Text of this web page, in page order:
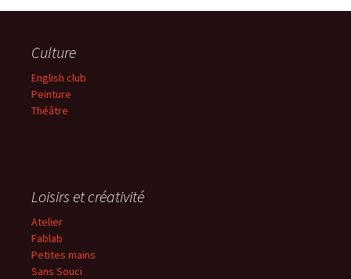
Culture
English club
Peinture
Théâtre
Loisirs et créativité
Atelier
Fablab
Petites mains
Sans Souci